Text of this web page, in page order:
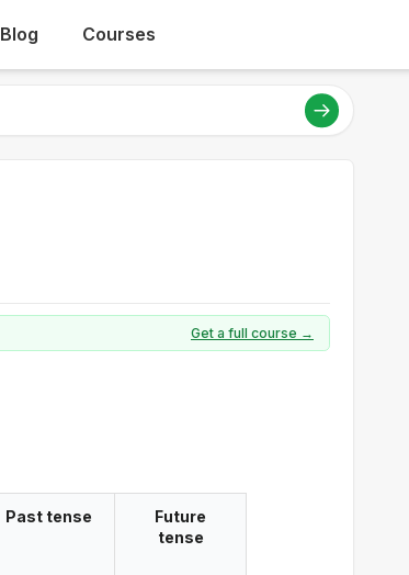
Blog Courses
Get a full course →
Past tense
Future
tense